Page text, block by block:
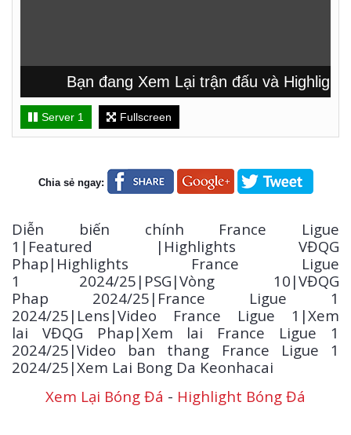
Bạn đang Xem Lại trận đấu và
Server 1 Fullscreen
Chia sẻ ngay:
Diễn biến chính France Ligue
1|Featured |Highlights VĐQG
Phap|Highlights France Ligue
1
2024/25 |PSG|Vòng 10|VĐQG
Phap 2024/25|France Ligue 1
2024/25|Lens|Video France Ligue 1|Xem
lai VĐQG Phap|Xem lai France Ligue 1
2024/25|Video ban thang France Ligue 1
2024/25|Xem Lai Bong Da Keonhacai
Xem Lại Bóng Đá - Highlight Bóng Đá